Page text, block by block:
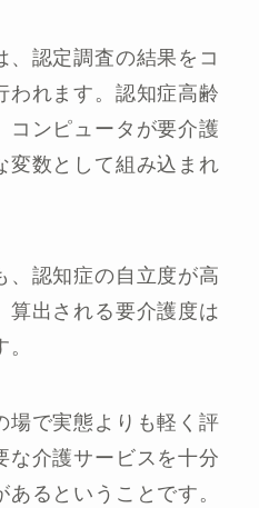
、認定調査の結果をコ
われます。認知症高齢
コンピュータが要介護
変数として組み込まれ
、認知症の自立度が高
算出される要介護度は
場で実態よりも軽く評
な介護サービスを十分
るということです。